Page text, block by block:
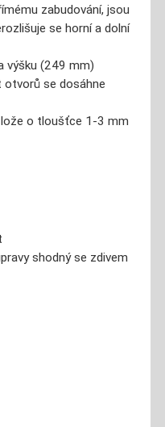
zabudování, jsou
se horní a dolní
výšku (249 mm)
se dosáhne
o tloušťce 1-3 mm
shodný se zdivem